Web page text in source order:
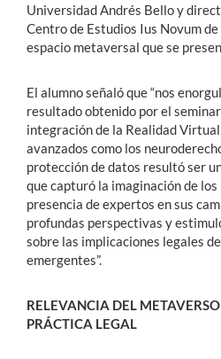
Universidad Andrés Bello y
Centro de Estudios Ius Novum
espacio metaversal que se
El alumno señaló que “nos
resultado obtenido por el
integración de la Realidad
avanzados como los
protección de datos resultó ser
que capturó la imaginación de
presencia de expertos en sus
profundas perspectivas y
sobre las implicaciones legales
emergentes”.
RELEVANCIA DEL
PRÁCTICA LEGAL